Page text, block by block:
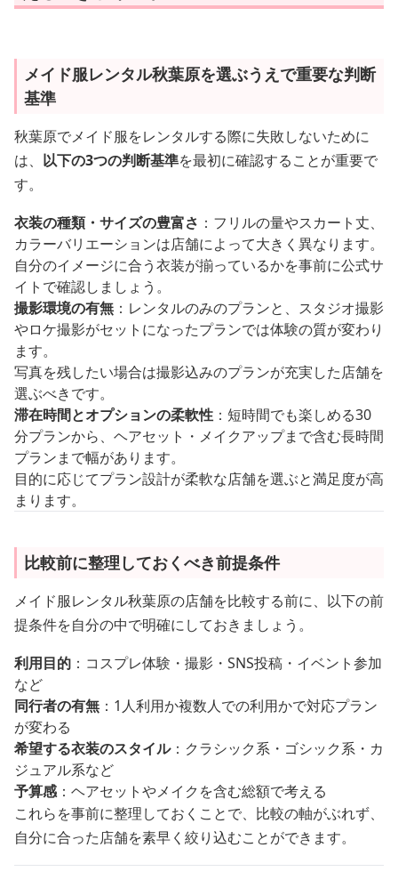
メイド服レンタル秋葉原を選ぶうえで重要な判断
基準
秋葉原でメイド服をレンタルする際に失敗しないために
は、 以下の3つの判断基準を最初に確認することが重要で
す。
衣装の種類・サイズの豊富さ ：フリルの量やスカート丈、
カラーバリエーションは店舗によって大きく異なります。
自分のイメージに合う衣装が揃っているかを事前に公式サ
イトで確認しましょう。
撮影環境の有無 ：レンタルのみのプランと、スタジオ撮影
やロケ撮影がセットになったプランでは体験の質が変わり
ます。
写真を残したい場合は撮影込みのプランが充実した店舗を
選ぶべきです。
滞在時間とオプションの柔軟性 ：短時間でも楽しめる30
分プランから、ヘアセット・メイクアップまで含む長時間
プランまで幅があります。
目的に応じてプラン設計が柔軟な店舗を選ぶと満足度が高
まります。
比較前に整理しておくべき前提条件
メイド服レンタル秋葉原の店舗を比較する前に、以下の前
提条件を自分の中で明確にしておきましょう。
利用目的 ：コスプレ体験・撮影・SNS投稿・イベント参加
など
同行者の有無 ：1人利用か複数人での利用かで対応プラン
が変わる
希望する衣装のスタイル：クラシック系・ゴシック系・カ
ジュアル系など
予算感：ヘアセットやメイクを含む総額で考える
これらを事前に整理しておくことで、比較の軸がぶれず、
自分に合った店舗を素早く絞り込むことができます。